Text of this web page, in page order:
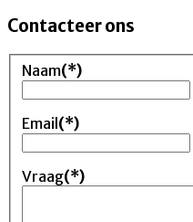
Contacteer ons
Naam(*)
Email(*)
Vraag(*)